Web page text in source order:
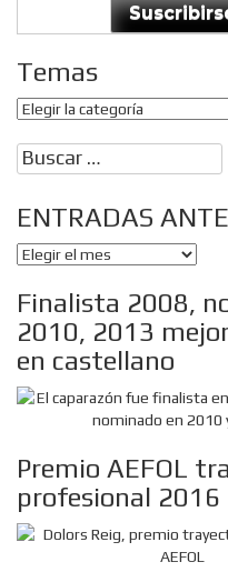
Temas
Temas
Buscar:
ENTRADAS
ENTRADAS
Finalista 2008,
2010, 2013
en castellano
Premio AEFOL
profesional 2016